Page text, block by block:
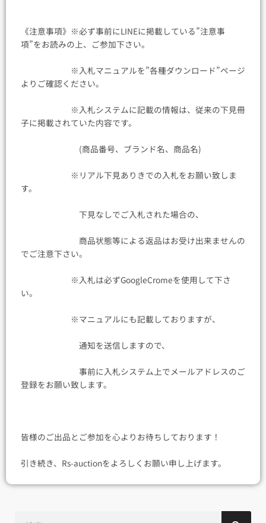
《注意事項》※必ず事前にLINEに掲載している”注意事
項”をお読みの上、ご参加下さい。
※入札マニュアルを”各種ダウンロード”ページ
よりご確認ください。
※入札システムに記載の情報は、従来の下見冊
子に掲載されていた内容です。
(商品番号、ブランド名、商品名)
※リアル下見ありきでの入札をお願い致しま
す。
下見なしでご入札された場合の、
商品状態等による返品はお受け出来ませんの
でご注意下さい。
※入札は必ずGoogleCromeを使用して下さ
い。
※マニュアルにも記載しておりますが、
通知を送信しますので、
事前に入札システム上でメールアドレスのご
登録をお願い致します。
皆様のご出品とご参加を心よりお待ちしております！
引き続き、Rs-auctionをよろしくお願い申し上げます。